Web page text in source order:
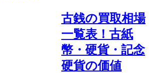
古銭の買取相場
一覧表！古紙
幣・硬貨・記念
硬貨の価値